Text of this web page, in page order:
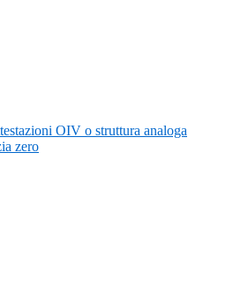
OIV o struttura analoga
zero